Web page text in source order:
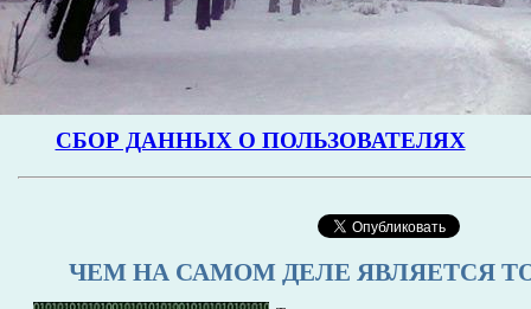
ЧЕМ НА САМОМ ДЕЛЕ ЯВЛЯЕТСЯ